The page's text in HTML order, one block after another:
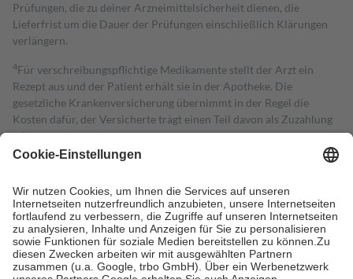
Prüfungen, die zu deiner Arzneimittelsicherheit dienen, die
Lieferfrist um die Dauer der Prüfungen einschließlich Klärungen
verlängern.
4Für verschreibungspflichtige Medikamente stellt der Arzt ein
Rezept aus und der Patient erhält sie in der Apotheke. Die
gesetzliche Krankenversicherung übernimmt in der Regel die
Kosten dafür, der Versicherte trägt einen Teil davon als Zuzahlung
mit.
Grundsätzlich leisten Mitglieder Zuzahlungen in Höhe von zehn
höchstens zehn Euro.
Es sind jedoch nie mehr als die tatsächlichen
Kosten der Leistung zu entrichten.
Diese Regeln gelten grundsätzlich auch für Online-Apotheken.
Bei Heilmitteln und häuslicher Krankenpflege beträgt die
Zuzahlung zehn Prozent der Kosten sowie zehn Euro je
Verordnung.